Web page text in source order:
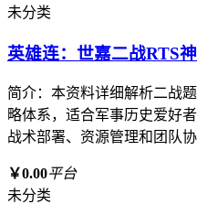
未分类
英雄连：世嘉二战RTS
简介：本资料详细解析二战
略体系，适合军事历史爱好
战术部署、资源管理和团队
￥0.00平台
未分类